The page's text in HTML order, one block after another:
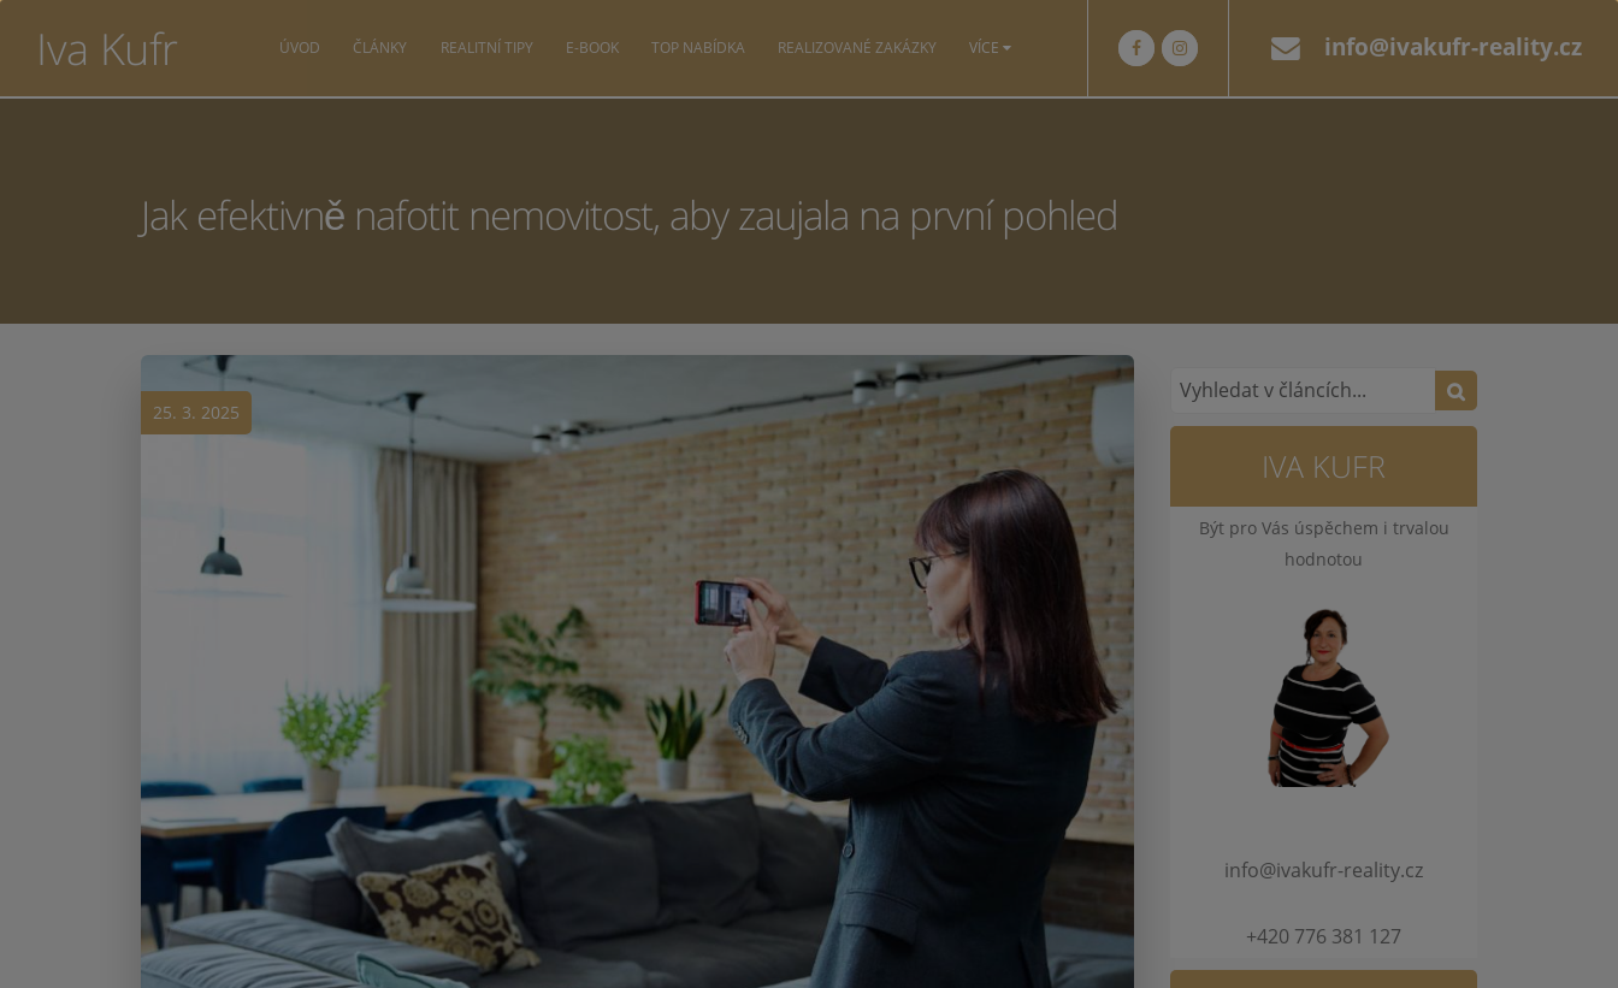
Iva Kufr ÚVOD ČLÁNKY REALITNÍ TIPY E-BOOK TOP NABÍDKA REALIZOVANÉ ZAKÁZKY VÍCE info@ivakufr-reality.cz
Jak efektivně nafotit nemovitost, aby zaujala na první pohled
25. 3. 2025
IVA KUFR
Být pro Vás úspěchem i trvalou
hodnotou
info@ivakufr-reality.cz
+420 776 381 127